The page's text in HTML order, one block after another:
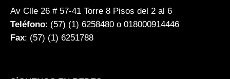
Av Clle 26 # 57-41 Torre 8 Pisos del 2 al 6
Teléfono: (57) (1) 6258480 o 018000914446
Fax: (57) (1) 6251788